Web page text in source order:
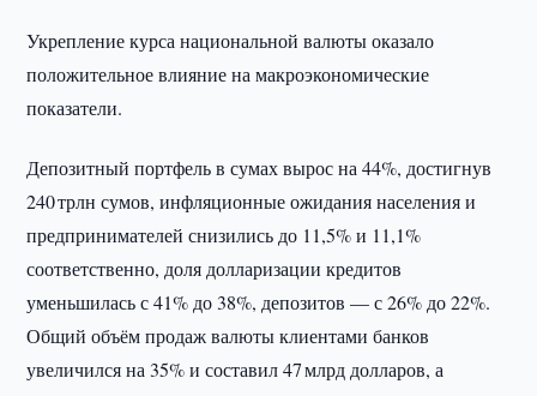
Укрепление курса национальной валюты оказало
положительное влияние на макроэкономические
показатели.
Депозитный портфель в сумах вырос на 44%, достигнув
240 трлн сумов, инфляционные ожидания населения и
предпринимателей снизились до 11,5% и 11,1%
соответственно, доля долларизации кредитов
уменьшилась с 41% до 38%, депозитов — с 26% до 22%.
Общий объём продаж валюты клиентами банков
увеличился на 35% и составил 47 млрд долларов, а